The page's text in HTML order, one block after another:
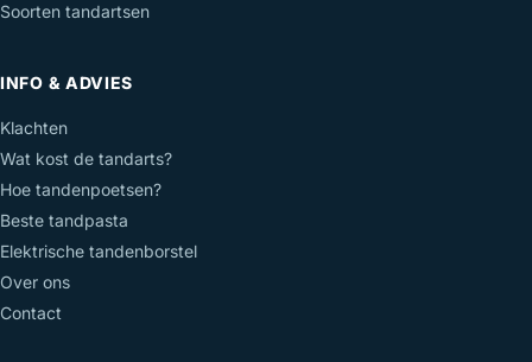
Soorten tandartsen
INFO & ADVIES
Klachten
Wat kost de tandarts?
Hoe tandenpoetsen?
Beste tandpasta
Elektrische tandenborstel
Over ons
Contact